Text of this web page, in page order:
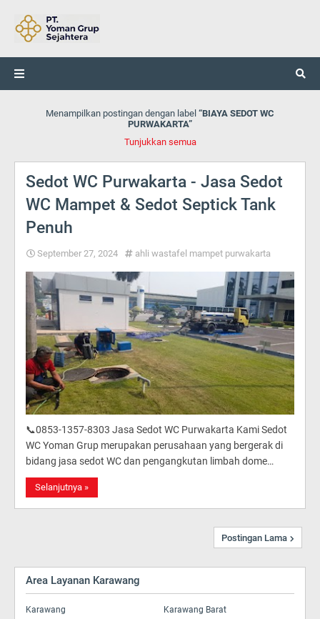
Menampilkan postingan dengan label
BIAYA SEDOT WC
PURWAKARTA
Tunjukkan semua
Sedot WC Purwakarta - Jasa Sedot
WC Mampet & Sedot Septick Tank
Penuh
September 27, 2024 ahli wastafel mampet purwakarta
📞0853-1357-8303 Jasa Sedot WC Purwakarta Kami Sedot
WC Yoman Grup merupakan perusahaan yang bergerak di
bidang jasa sedot WC dan pengangkutan limbah dome…
Selanjutnya »
Postingan Lama
Area Layanan Karawang
Karawang Karawang Barat